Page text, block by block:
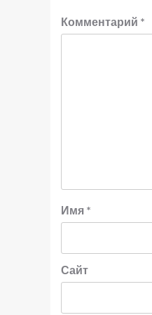
Комментарий *
Имя *
Сайт